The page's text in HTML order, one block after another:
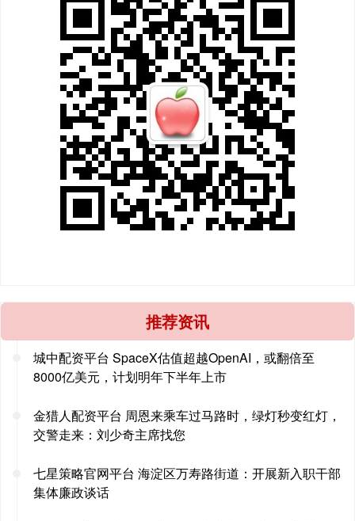
推荐资讯
城中配资平台 SpaceX估值超越OpenAI，或翻倍至
8000亿美元，计划明年下半年上市
金猎人配资平台 周恩来乘车过马路时，绿灯秒变红灯，
交警走来：刘少奇主席找您
七星策略官网平台 海淀区万寿路街道：开展新入职干部
集体廉政谈话